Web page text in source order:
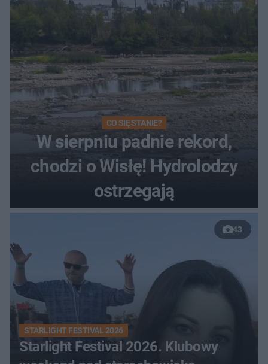
CO SIĘ STANIE?
W sierpniu padnie rekord,
chodzi o Wisłę! Hydrolodzy
ostrzegają
43
STARLIGHT FESTIVAL 2026
Starlight Festival 2026. Klubowy